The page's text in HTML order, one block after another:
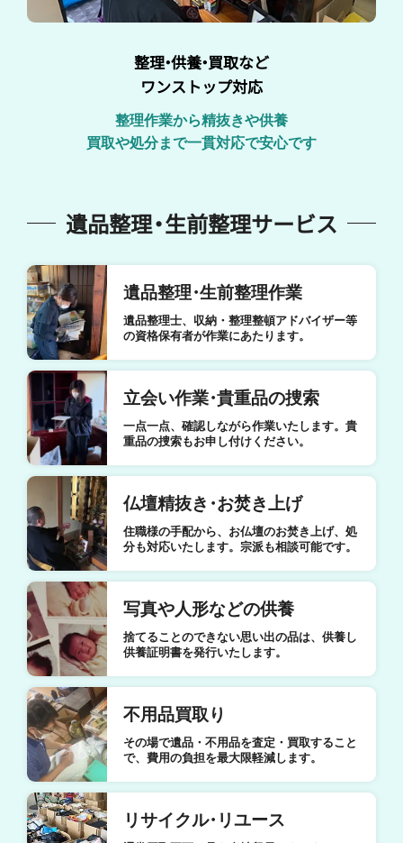
整理・供養・買取など
ワンストップ対応
整理作業から精抜きや供養
買取や処分まで一貫対応で安心です
遺品整理・生前整理サービス
遺品整理・生前整理作業
遺品整理士、収納・整理整頓アドバイザー等
の資格保有者が作業にあたります。
立会い作業・貴重品の捜索
一点一点、確認しながら作業いたします。貴
重品の捜索もお申し付けください。
仏壇精抜き・お焚き上げ
住職様の手配から、お仏壇のお焚き上げ、処
分も対応いたします。宗派も相談可能です。
写真や人形などの供養
捨てることのできない思い出の品は、供養し
供養証明書を発行いたします。
不用品買取り
その場で遺品・不用品を査定・買取すること
で、費用の負担を最大限軽減します。
リサイクル・リユース